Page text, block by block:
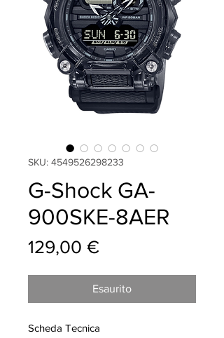
SKU: 4549526298233
G-Shock GA-
900SKE-8AER
129,00 €Prezzo
Esaurito
Scheda Tecnica